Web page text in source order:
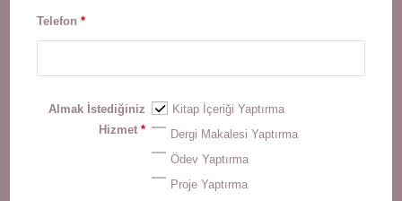
Telefon*
Almak İstediğiniz
Hizmet *
Kitap İçeriği Yaptırma
Dergi Makalesi Yaptırma
Ödev Yaptırma
Proje Yaptırma